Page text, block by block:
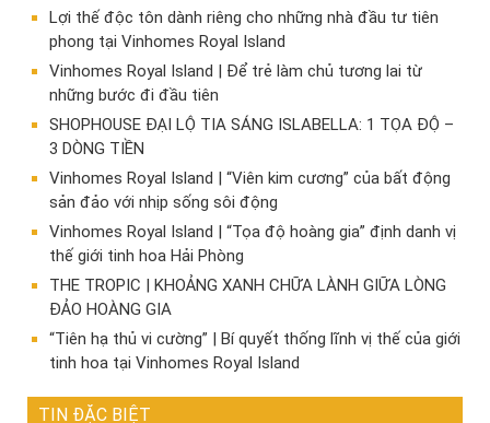
Lợi thế độc tôn dành riêng cho những nhà đầu tư tiên
phong tại Vinhomes Royal Island
Vinhomes Royal Island | Để trẻ làm chủ tương lai từ
những bước đi đầu tiên
SHOPHOUSE ĐẠI LỘ TIA SÁNG ISLABELLA: 1 TỌA ĐỘ –
3 DÒNG TIỀN
Vinhomes Royal Island | “Viên kim cương” của bất động
sản đảo với nhịp sống sôi động
Vinhomes Royal Island | “Tọa độ hoàng gia” định danh vị
thế giới tinh hoa Hải Phòng
THE TROPIC | KHOẢNG XANH CHỮA LÀNH GIỮA LÒNG
ĐẢO HOÀNG GIA
“Tiên hạ thủ vi cường” | Bí quyết thống lĩnh vị thế của giới
tinh hoa tại Vinhomes Royal Island
TIN ĐẶC BIỆT